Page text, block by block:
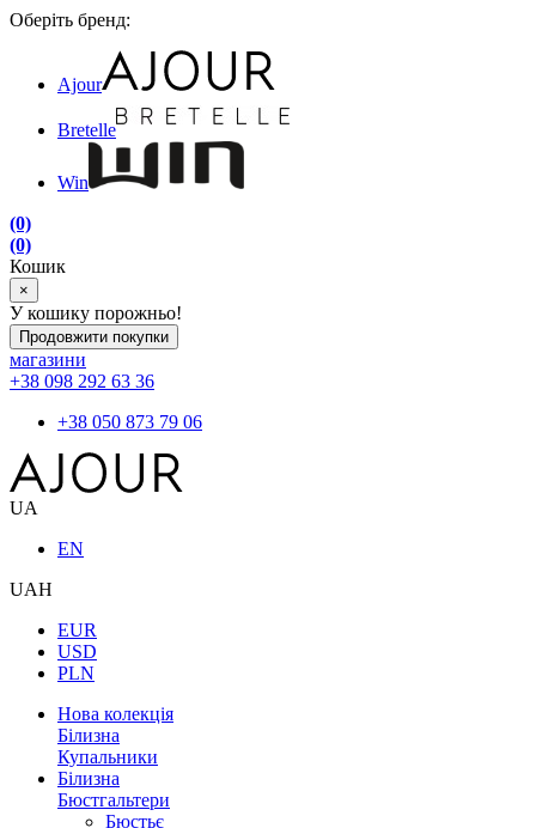
Оберіть бренд:
Ajour
Bretelle
Win
(0)
(0)
Кошик
×
У кошику порожньо!
Продовжити покупки
магазини
+38 098 292 63 36
+38 050 873 79 06
UA
EN
UAH
EUR
USD
PLN
Нова колекція
Білизна
Купальники
Білизна
Бюстгальтери
Бюстьє